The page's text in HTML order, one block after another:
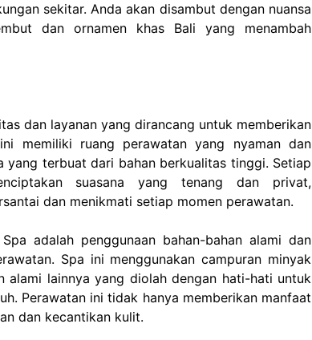
sekitar. Anda akan disambut dengan nuansa
dan ornamen khas Bali yang menambah
dan layanan yang dirancang untuk memberikan
memiliki ruang perawatan yang nyaman dan
terbuat dari bahan berkualitas tinggi. Setiap
suasana yang tenang dan privat,
dan menikmati setiap momen perawatan.
adalah penggunaan bahan-bahan alami dan
Spa ini menggunakan campuran minyak
alami lainnya yang diolah dengan hati-hati untuk
Perawatan ini tidak hanya memberikan manfaat
dan kecantikan kulit.